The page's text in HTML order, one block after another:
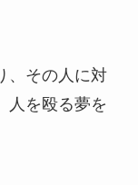
、その人に対
人を殴る夢を